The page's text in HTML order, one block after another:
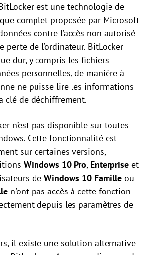
est une technologie de
complet proposée par Microsoft
contre l’accès non autorisé
perte de l’ordinateur. BitLocker
dur, y compris les fichiers
personnelles, de manière à
ne puisse lire les informations
clé de déchiffrement.
n’est pas disponible sur toutes
Cette fonctionnalité est
sur certaines versions,
Windows 10 Pro, Enterprise et
de Windows 10 Famille ou
n'ont pas accès à cette fonction
depuis les paramètres de
il existe une solution alternative